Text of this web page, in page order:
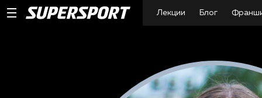
Лекции Блог